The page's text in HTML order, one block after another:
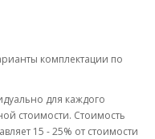
комплектации по
для каждого
стоимости. Стоимость
15 - 25% от стоимости